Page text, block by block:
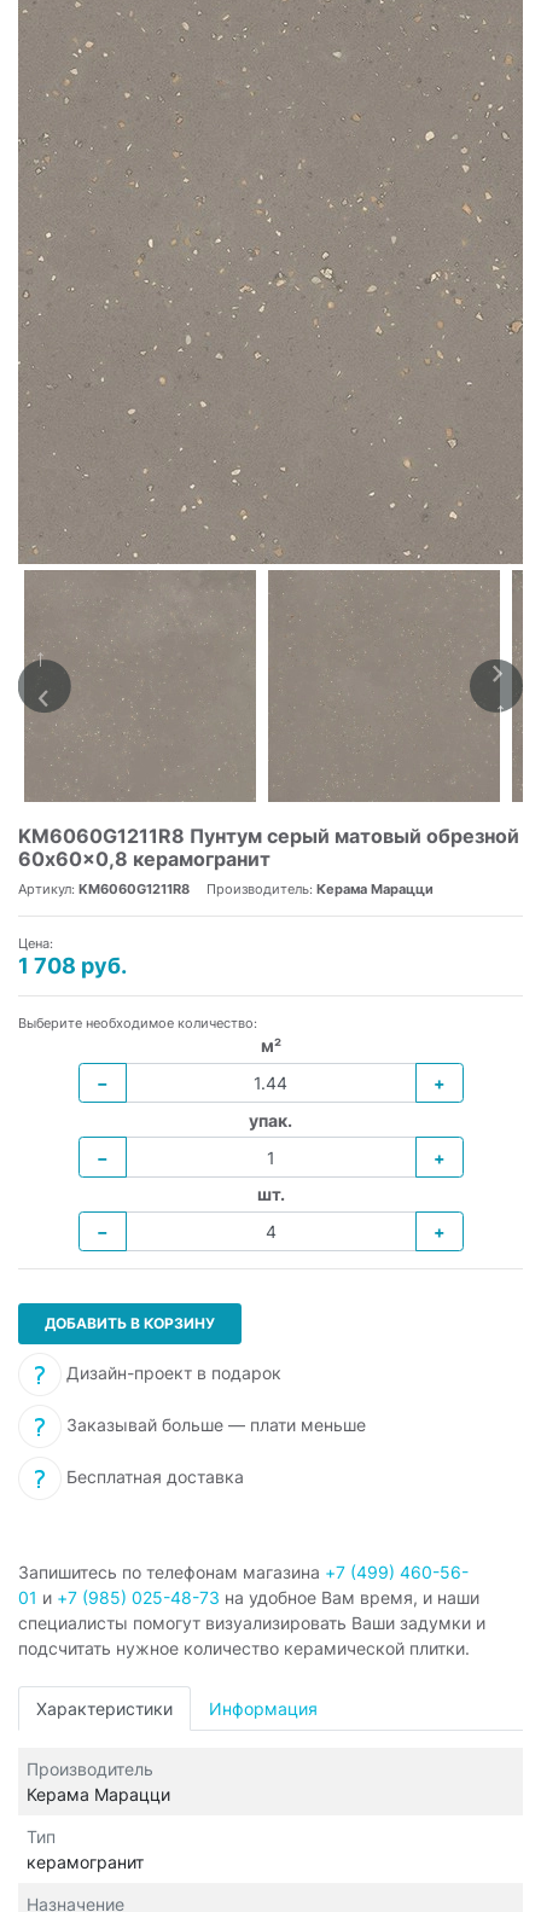
KM6060G1211R8 Пунтум серый матовый обрезной
60x60x0,8 керамогранит
Артикул: KM6060G1211R8 Производитель: Керама Марацци
Цена:
1 708 руб.
Выберите необходимое количество:
м²
−
+
упак.
−
+
шт.
−
+
ДОБАВИТЬ В КОРЗИНУ
Дизайн-проект в подарок
Заказывай больше — плати меньше
Бесплатная доставка
Запишитесь по телефонам магазина +7 (499) 460-56-
01 и +7 (985) 025-48-73 на удобное Вам время, и наши
специалисты помогут визуализировать Ваши задумки и
подсчитать нужное количество керамической плитки.
Характеристики Информация
Производитель
Керама Марацци
Тип
керамогранит
Назначение